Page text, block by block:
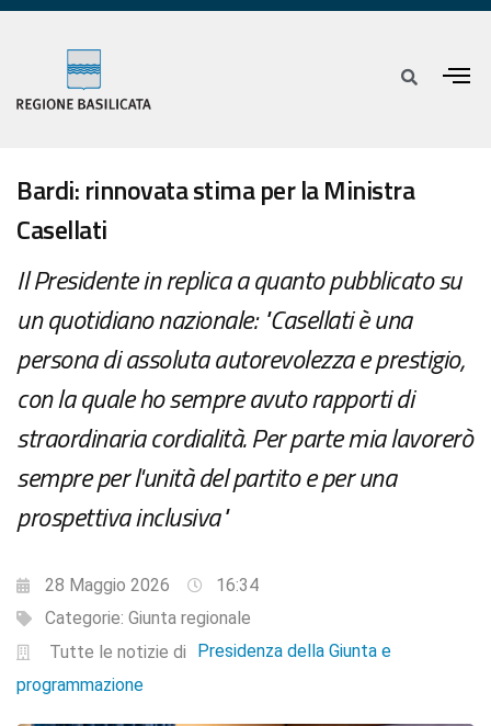
Bardi: rinnovata stima per la Ministra
Casellati
Il Presidente in replica a quanto pubblicato su
un quotidiano nazionale: "Casellati è una
persona di assoluta autorevolezza e prestigio,
con la quale ho sempre avuto rapporti di
straordinaria cordialità. Per parte mia lavorerò
sempre per l'unità del partito e per una
prospettiva inclusiva"
28 Maggio 2026
16:34
Categorie: Giunta regionale
Tutte le notizie di
Presidenza della Giunta e
programmazione